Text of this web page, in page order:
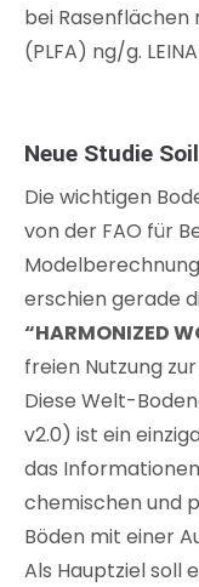
bei
(PLFA) ng/g.
Neue Studie
Die wichtigen
von der FAO für
erschien gerade
“HARMONIZED
freien Nutzung
Diese Welt-
v2.0) ist ein
das
chemischen und
Böden mit einer
Als Hauptziel soll